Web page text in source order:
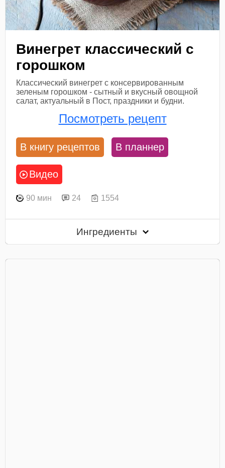
Винегрет классический с
горошком
Классический винегрет с консервированным
зеленым горошком - сытный и вкусный овощной
салат, актуальный в Пост, праздники и будни.
Посмотреть рецепт
В книгу рецептов В планнер
Видео
90 мин 24 1554
Ингредиенты